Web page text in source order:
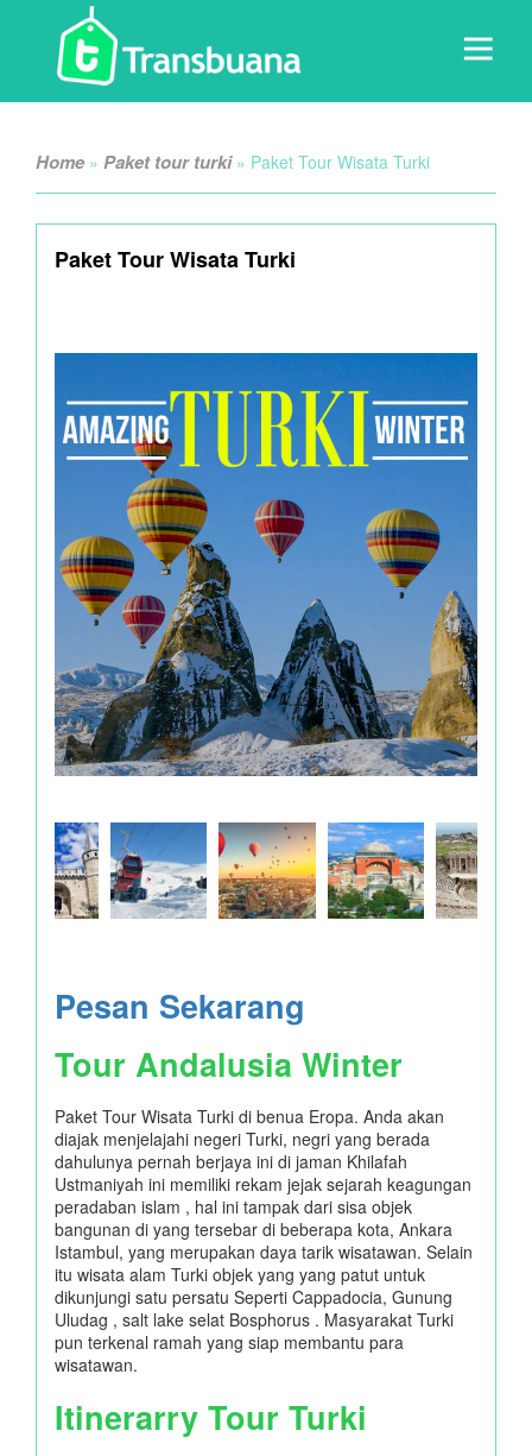
Home » Paket tour turki» Paket Tour Wisata Turki
Paket Tour Wisata Turki
Pesan Sekarang
Tour Andalusia Winter
Paket Tour Wisata Turki di benua Eropa. Anda akan
diajak menjelajahi negeri Turki, negri yang berada
dahulunya pernah berjaya ini di jaman Khilafah
Ustmaniyah ini memiliki rekam jejak sejarah keagungan
peradaban islam , hal ini tampak dari sisa objek
bangunan di yang tersebar di beberapa kota, Ankara
Istambul, yang merupakan daya tarik wisatawan. Selain
itu wisata alam Turki objek yang yang patut untuk
dikunjungi satu persatu Seperti Cappadocia, Gunung
Uludag , salt lake selat Bosphorus . Masyarakat Turki
pun terkenal ramah yang siap membantu para
wisatawan.
Itinerarry Tour Turki